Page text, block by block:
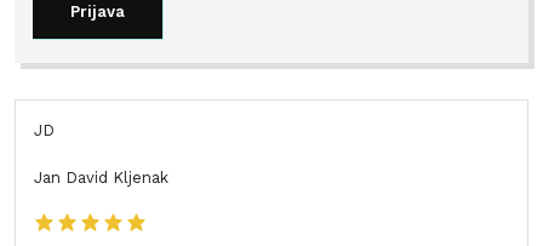
Prijava
JD
Jan David Kljenak